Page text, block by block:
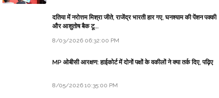
दतिया में नरोत्तम मिश्रा जीते, राजेंद्र भारती हार गए, घनश्याम की पेंशन पक्की
और आशुतोष बैक टू...
8/03/2026 06:32:00 PM
MP ओबीसी आरक्षण: हाईकोर्ट में दोनों पक्षों के वकीलों ने क्या तर्क दिए, पढ़िए
8/05/2026 10:35:00 PM